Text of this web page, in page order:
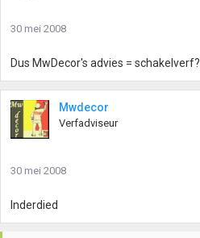
30 mei 2008
Dus MwDecor's advies = schakelverf?
Mwdecor
Verfadviseur
30 mei 2008
Inderdied